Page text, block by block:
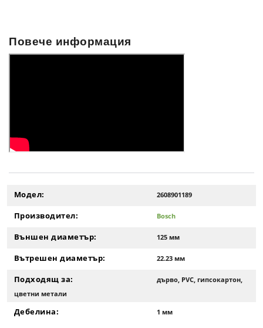
Повече информация
Модел: 2608901189
Производител: Bosch
Външен диаметър: 125 мм
Вътрешен диаметър: 22.23 мм
Подходящ за:
дърво, PVC, гипсокартон,
цветни метали
Дебелина: 1 мм